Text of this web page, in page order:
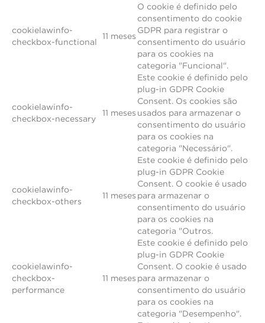
cookielawinfo-
checkbox-functional
11 meses
O cookie é definido pelo
consentimento do cookie
GDPR para registrar o
consentimento do usuário
para os cookies na
categoria "Funcional".
cookielawinfo-
checkbox-necessary
11 meses
Este cookie é definido pelo
plug-in GDPR Cookie
Consent. Os cookies são
usados para armazenar o
consentimento do usuário
para os cookies na
categoria "Necessário".
cookielawinfo-
checkbox-others
11 meses
Este cookie é definido pelo
plug-in GDPR Cookie
Consent. O cookie é usado
para armazenar o
consentimento do usuário
para os cookies na
categoria "Outros.
cookielawinfo-
checkbox-
performance
11 meses
Este cookie é definido pelo
plug-in GDPR Cookie
Consent. O cookie é usado
para armazenar o
consentimento do usuário
para os cookies na
categoria "Desempenho".